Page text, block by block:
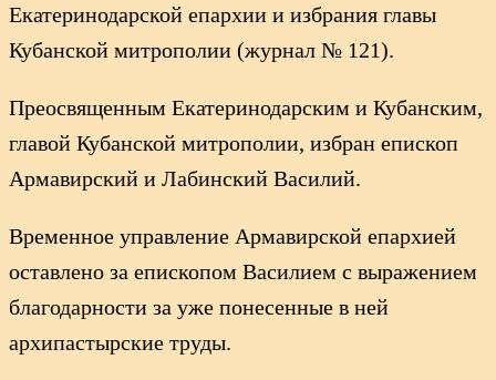
Екатеринодарской епархии и избрания главы
Кубанской митрополии (журнал № 121).
Преосвященным Екатеринодарским и Кубанским,
главой Кубанской митрополии, избран епископ
Армавирский и Лабинский Василий.
Временное управление Армавирской епархией
оставлено за епископом Василием с выражением
благодарности за уже понесенные в ней
архипастырские труды.